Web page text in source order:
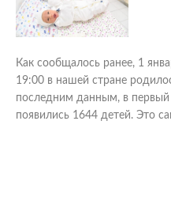
Как сообщалось ранее, 1
19:00 в нашей стране
последним данным, в первый
появились 1644 детей. Это